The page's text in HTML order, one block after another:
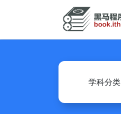
学科分类